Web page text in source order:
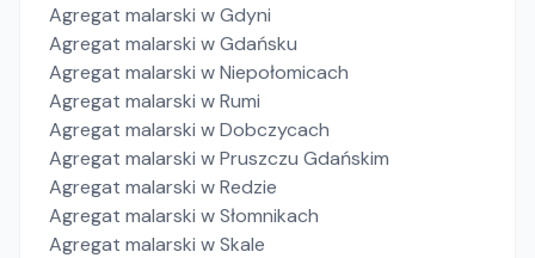
Agregat malarski w Gdyni
Agregat malarski w Gdańsku
Agregat malarski w Niepołomicach
Agregat malarski w Rumi
Agregat malarski w Dobczycach
Agregat malarski w Pruszczu Gdańskim
Agregat malarski w Redzie
Agregat malarski w Słomnikach
Agregat malarski w Skale